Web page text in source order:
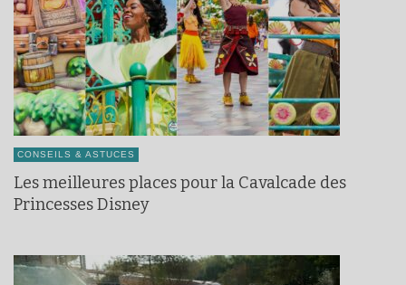
CONSEILS & ASTUCES
Les meilleures places pour la Cavalcade des
Princesses Disney